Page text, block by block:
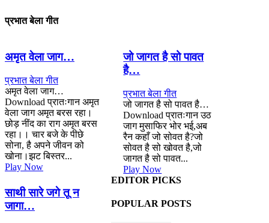
प्रभात बेला गीत
अमृत वेला जाग…
प्रभात बेला गीत
अमृत वेला जाग…
Download प्रातःगान अमृत
वेला जाग अमृत बरस रहा।
छोड़ नींद का राग अमृत बरस
रहा।। चार बजे के पीछे
सोना, है अपने जीवन को
खोना।झट बिस्तर...
Play Now
जो जागत है सो पावत
है…
प्रभात बेला गीत
जो जागत है सो पावत है…
Download प्रातःगान उठ
जाग मुसाफिर भोर भई,अब
रैन कहाँ जो सोवत है?जो
सोवत है सो खोवत है,जो
जागत है सो पावत...
Play Now
साथी सारे जगे तू न
जागा…
EDITOR PICKS
POPULAR POSTS